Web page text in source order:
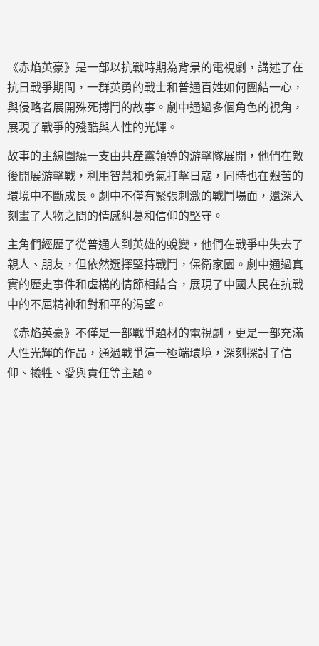
《赤焰英豪》是一部以抗戰時期為背景的電視劇，講述了在
抗日戰爭期間，一群英勇的戰士和普通百姓如何團結一心，
與侵略者展開殊死搏鬥的故事。劇中通過多個角色的視角，
展現了戰爭的殘酷與人性的光輝。
故事的主線圍繞一支由共產黨領導的游擊隊展開，他們在敵
後開展游擊戰，利用智慧和勇氣打擊日寇，同時也在艱苦的
環境中不斷成長。劇中不僅有緊張刺激的戰鬥場面，還深入
刻畫了人物之間的情感糾葛和信仰的堅守。
主角們經歷了從普通人到英雄的蛻變，他們在戰爭中失去了
親人、朋友，但依然選擇堅持戰鬥，保衛家園。劇中通過真
實的歷史事件和虛構的情節相結合，展現了中國人民在抗戰
中的不屈精神和對和平的渴望。
《赤焰英豪》不僅是一部戰爭題材的電視劇，更是一部充滿
人性光輝的作品，通過戰爭這一極端環境，深刻探討了信
仰、犧牲、愛與責任等主題。